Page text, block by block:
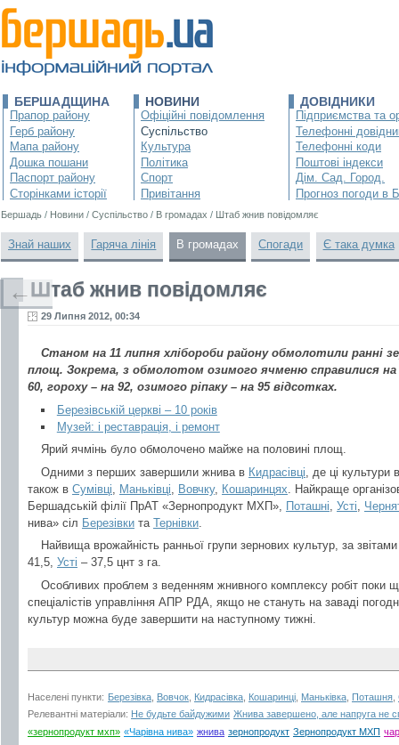
БЕРШАДЩИНА
Прапор району
Герб району
Мапа району
Дошка пошани
Паспорт району
Сторінками історії
НОВИНИ
Офіційні повідомлення
Суспільство
Культура
Політика
Спорт
Привітання
ДОВІДНИКИ
Підприємства та
Телефонні
Телефонні коди
Поштові індекси
Дім. Сад. Город.
Прогноз погоди в
Бершадь / Новини / Суспільство / В громадах / Штаб жнив повідомляє
Знай наших Гаряча лінія В громадах Спогади Є така думка
Штаб жнив повідомляє
29 Липня 2012, 00:34
Станом на 11 липня хлібороби району обмолотили ранні
площ. Зокрема, з обмолотом озимого ячменю справилися на
60, гороху – на 92, озимого ріпаку – на 95 відсотках.
Березівській церкві – 10 років
Музей: і реставрація, і ремонт
Ярий ячмінь було обмолочено майже на половині площ.
Одними з перших завершили жнива в Кидрасівці , де ці
також в Сумівці Маньківці Вовчку, Кошаринцях . Найкраще
Бершадській філії ПрАТ «Зернопродукт МХП»,
Поташні Усті
нива» сіл Березівки та Тернівки
Найвища врожайність ранньої групи зернових культур, за
41,5, Усті – 37,5 цнт з га.
Особливих проблем з веденням жнивного комплексу робіт поки
спеціалістів управління АПР РДА, якщо не стануть на заваді
культур можна буде завершити на наступному тижні.
Населені пункти: Березівка Вовчок Кидрасівка Кошаринці Маньківка Поташня
Релевантні матеріали: Не будьте байдужими Жнива завершено, але напруга не
«зернопродукт мхп» «Чарівна нива» жнива зернопродукт Зернопродукт МХП
←